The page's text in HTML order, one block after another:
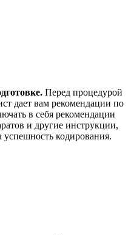
Перед процедурой
дает вам рекомендации по
в себя рекомендации
и другие инструкции,
успешность кодирования.